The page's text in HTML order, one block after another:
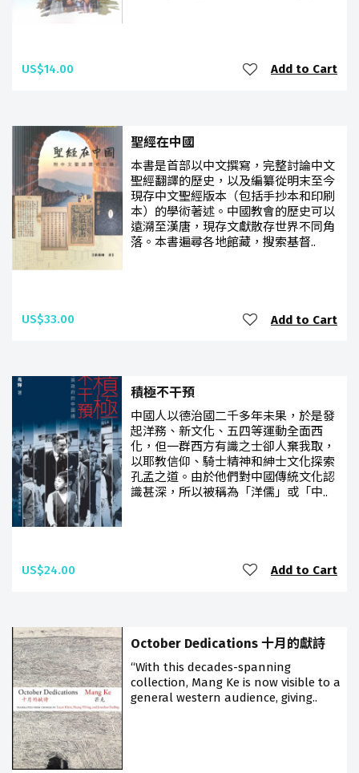
US$14.00 Add to Cart
聖經在中國
本書是首部以中文撰寫，完整討論中文
聖經翻譯的歷史，以及編纂從明末至今
現存中文聖經版本（包括手抄本和印刷
本）的學術著述。中國教會的歷史可以
遠溯至漢唐，現存文獻散存世界不同角
落。本書遍尋各地館藏，搜索基督..
US$33.00 Add to Cart
積極不干預
中國人以德治國二千多年未果，於是發
起洋務、新文化、五四等運動全面西
化，但一群西方有識之士卻人棄我取，
以耶教信仰、騎士精神和紳士文化探索
孔孟之道。由於他們對中國傳統文化認
識甚深，所以被稱為「洋儒」或「中..
US$24.00 Add to Cart
October Dedications 十月的獻詩
“With this decades-spanning
collection, Mang Ke is now visible to a
general western audience, giving..